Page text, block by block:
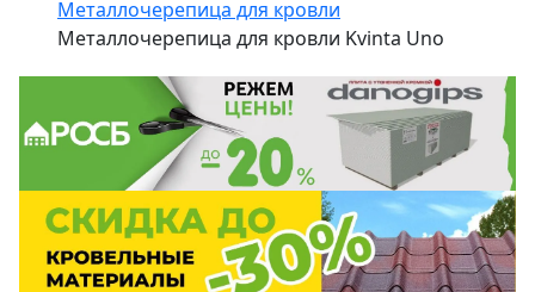
Металлочерепица для кровли
Металлочерепица для кровли Kvinta Uno